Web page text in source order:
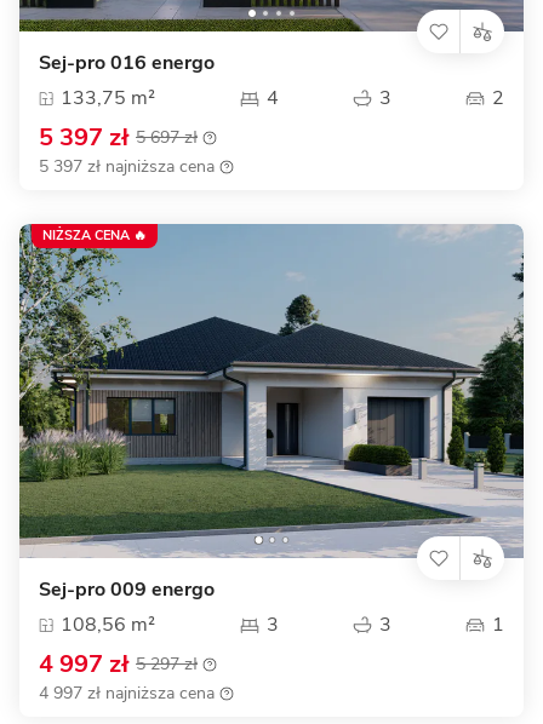
Sej-pro 016 energo
133,75 m²
4 3 2
5 397 zł 5 697 zł
5 397 zł najniższa cena
Sej-pro 009 energo
108,56 m²
3 3 1
4 997 zł 5 297 zł
4 997 zł najniższa cena
NIŻSZA CENA 🔥